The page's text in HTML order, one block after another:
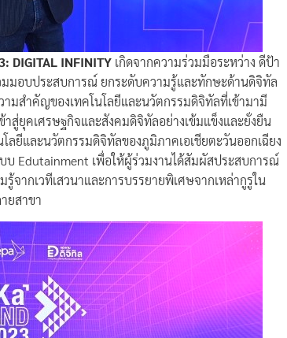
DIGITAL INFINITY เกิดจากความร่วมมือระหว่าง ดีป้า
มอบประสบการณ์ ยกระดับความรู้และทักษะด้านดิจิทัล
มสำคัญของเทคโนโลยีและนวัตกรรมดิจิทัลที่เข้ามามี
ยุคเศรษฐกิจและสังคมดิจิทัลอย่างเข้มแข็งและยั่งยืน
ลยีและนวัตกรรมดิจิทัลของภูมิภาคเอเชียตะวันออกเฉียง
บ Edutainment เพื่อให้ผู้ร่วมงานได้สัมผัสประสบการณ์
จากเวทีเสวนาและการบรรยายพิเศษจากเหล่ากูรูใน
ยสาขา